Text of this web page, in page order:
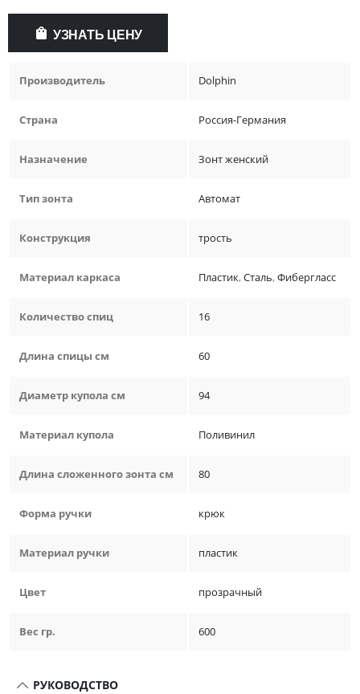
УЗНАТЬ ЦЕНУ
Производитель Dolphin
Страна Россия-Германия
Назначение Зонт женский
Тип зонта Автомат
Конструкция трость
Материал каркаса Пластик,Сталь,Фибергласс
Количество спиц 16
Длина спицы см 60
Диаметр купола см 94
Материал купола Поливинил
Длина сложенного зонта см 80
Форма ручки крюк
Материал ручки пластик
Цвет прозрачный
Вес гр. 600
РУКОВОДСТВО